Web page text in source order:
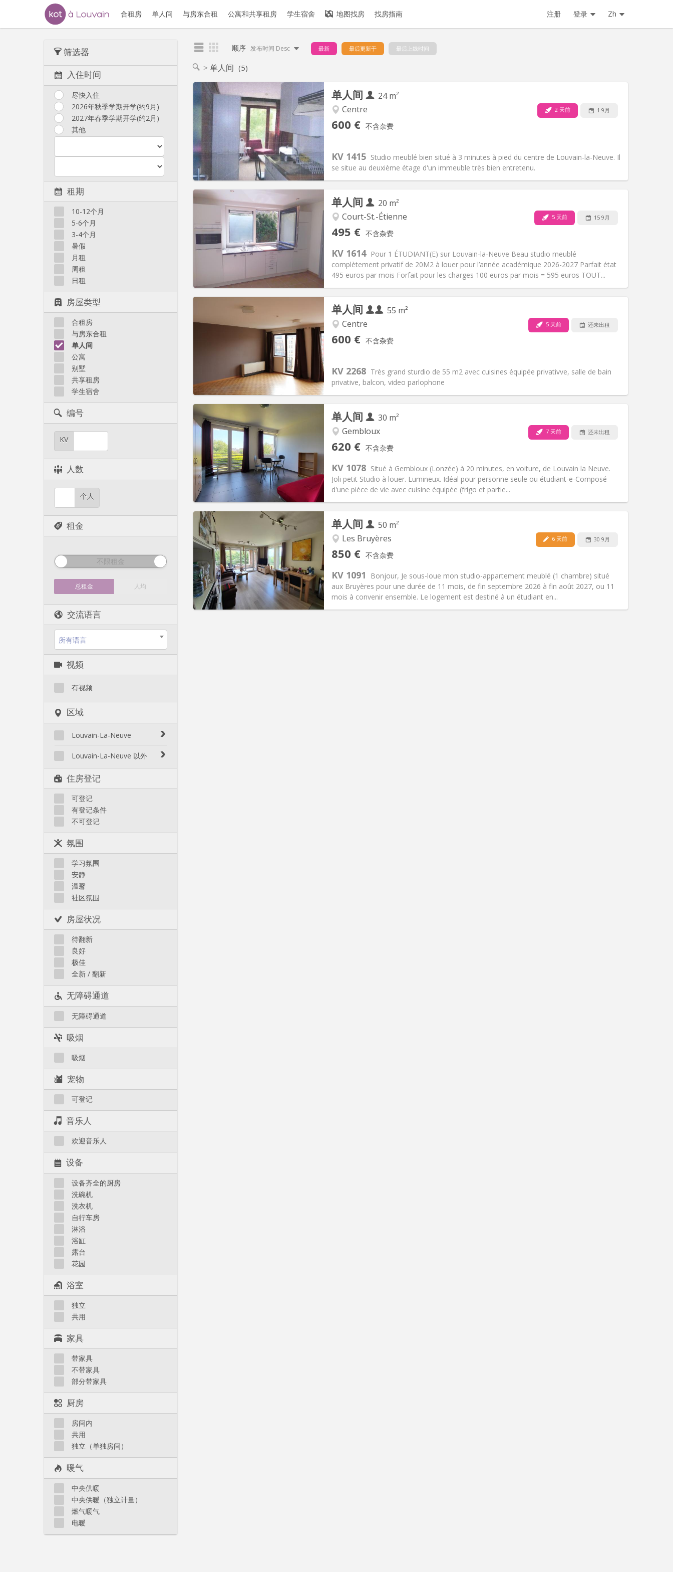
合租房 单人间 与房东合租 公寓和共享租房 学生宿舍 地图找房 找房指南 注册 登录 Zh
筛选器
入住时间
尽快入住
2026年秋季学期开学(约9月)
2027年春季学期开学(约2月)
其他
租期
10-12个月
5-6个月
3-4个月
暑假
月租
周租
日租
房屋类型
合租房
与房东合租
单人间
公寓
别墅
共享租房
学生宿舍
编号
KV
人数
个人
租金
不限租金
总租金 人均
交流语言
所有语言
视频
有视频
区域
Louvain-La-Neuve
Biéreau
Centre
L'Hocaille
La Baraque
Lauzelle
Les Bruyères
Louvain-La-Neuve 以外
Court-St.-Étienne
Gembloux
Genappe
Mont-Saint-Guibert
Nivelles
Ottignies
Rixensart
Walhain
Wavre
其他
住房登记
可登记
有登记条件
不可登记
氛围
学习氛围
安静
温馨
社区氛围
房屋状况
待翻新
良好
极佳
全新 / 翻新
无障碍通道
无障碍通道
吸烟
吸烟
宠物
可登记
音乐人
欢迎音乐人
设备
设备齐全的厨房
洗碗机
洗衣机
自行车房
淋浴
浴缸
露台
花园
浴室
独立
共用
家具
带家具
不带家具
部分带家具
厨房
房间内
共用
独立（单独房间）
暖气
中央供暖
中央供暖（独立计量）
燃气暖气
电暖
顺序 发布时间 Desc 最新 最后更新于 最后上线时间
单人间 (5)
单人间
24 m²
Centre
600 € 不含杂费
2 天前 1 9月
KV 1415 Studio meublé bien situé à 3 minutes à pied du centre de Louvain-la-Neuve. Il
se situe au deuxième étage d'un immeuble très bien entretenu.
实用信息
租金: 600 €
水电费: 45 €
租期: 12个月
布局
面积:24 m2
其他
单人间
20 m²
Court-St.-Étienne
495 € 不含杂费
5 天前 15 9月
KV 1614 Pour 1 ÉTUDIANT(E) sur Louvain-la-Neuve Beau studio meublé
complètement privatif de 20M2 à louer pour l’année académique 2026-2027 Parfait état
495 euros par mois Forfait pour les charges 100 euros par mois = 595 euros TOUT...
495 €
水电费:100 €
租期:12个月
住房登记:否
布局
浴室:独立
面积:20 m2
其他
氛围:安静
单人间
55 m²
Centre
600 € 不含杂费
5 天前 还未出租
KV 2268 Très grand sturdio de 55 m2 avec cuisines équipée privativve, salle de bain
privative, balcon, video parlophone
实用信息
600 € (300 €/个人)
70 € (35 €/个人)
12个月
布局
面积:55 m2
单人间
30 m²
Gembloux
620 € 不含杂费
7 天前 还未出租
KV 1078 Situé à Gembloux (Lonzée) à 20 minutes, en voiture, de Louvain la Neuve.
Joli petit Studio à louer. Lumineux. Idéal pour personne seule ou étudiant-e-Composé
d'une pièce de vie avec cuisine équipée (frigo et partie...
实用信息
租金:620 €
水电费:150 €
租期:12个月
住房登记:
布局
浴室:独立
面积:30 m2
其他
氛围:安静
单人间
50 m²
Les Bruyères
850 € 不含杂费
6 天前 30 9月
KV 1091
Bonjour, Je sous-loue mon studio-appartement meublé (1 chambre) situé
aux Bruyères pour une durée de 11 mois, de fin septembre 2026 à fin août 2027, ou 11
mois à convenir ensemble. Le logement est destiné à un étudiant en...
实用信息
租金:850 €
水电费:60 €
租期:11个月
住房登记:否
布局
浴室:独立
面积:50 m2
其他
氛围:安静, 学习氛围, 温馨